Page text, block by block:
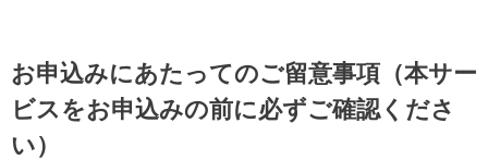
お申込みにあたってのご留意事項（本サー
ビスをお申込みの前に必ずご確認くださ
い）